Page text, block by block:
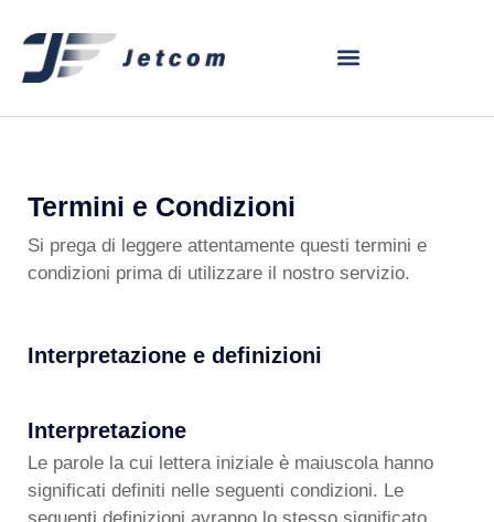
Termini e Condizioni
Si prega di leggere attentamente questi termini e
condizioni prima di utilizzare il nostro servizio.
Interpretazione e definizioni
Interpretazione
Le parole la cui lettera iniziale è maiuscola hanno
significati definiti nelle seguenti condizioni. Le